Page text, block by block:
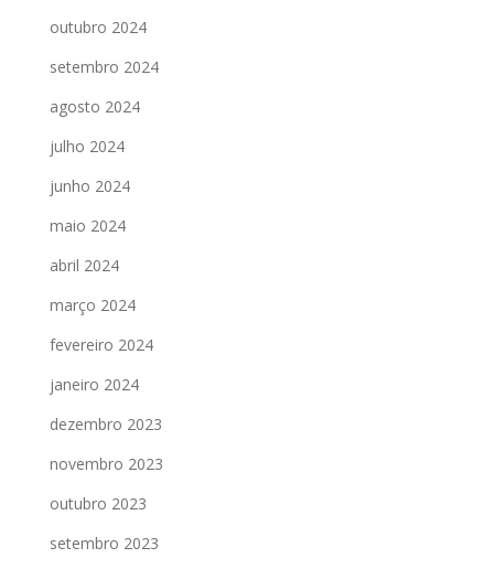
outubro 2024
setembro 2024
agosto 2024
julho 2024
junho 2024
maio 2024
abril 2024
março 2024
fevereiro 2024
janeiro 2024
dezembro 2023
novembro 2023
outubro 2023
setembro 2023